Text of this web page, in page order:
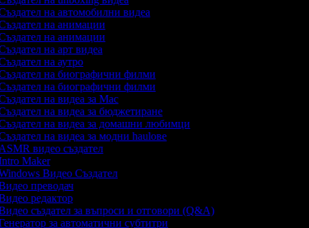
на автомобилни видеа
на анимации
на анимации
на арт видеа
на аутро
на биографични филми
на биографични филми
на видеа за Mac
на видеа за бюджетиране
на видеа за домашни любимци
на видеа за модни haulове
видео създател
Maker
Видео Създател
преводач
редактор
създател за въпроси и отговори (Q&A)
за автоматични субтитри